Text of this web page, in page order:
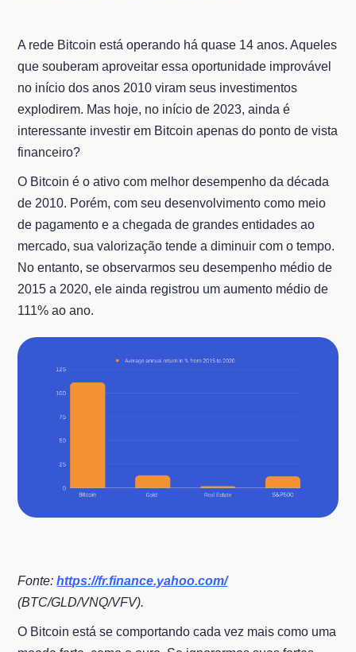
A rede Bitcoin está operando há quase 14 anos. Aqueles
que souberam aproveitar essa oportunidade improvável
no início dos anos 2010 viram seus investimentos
explodirem. Mas hoje, no início de 2023, ainda é
interessante investir em Bitcoin apenas do ponto de vista
financeiro?
O Bitcoin é o ativo com melhor desempenho da década
de 2010. Porém, com seu desenvolvimento como meio
de pagamento e a chegada de grandes entidades ao
mercado, sua valorização tende a diminuir com o tempo.
No entanto, se observarmos seu desempenho médio de
2015 a 2020, ele ainda registrou um aumento médio de
111% ao ano.
Fonte:https://fr.finance.yahoo.com/
(BTC/GLD/VNQ/VFV).
O Bitcoin está se comportando cada vez mais como uma